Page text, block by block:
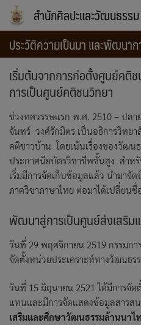
Skip
สำนักศิลปะและวัฒนธรรม
ประวัติความเป็นมา และพัฒนาก
เริ่มต้นจากการก่อตั้งศูนย์คติ
การเป็นศูนย์คติชนวิทยา
ช่วงทศวรรษแรก พ.ศ. 2510 – ปล
จันทร์ วงศ์รักมิตร เป็นอธิการวิทยา
คติชาวบ้าน โดยเน้นเรื่องของวัฒน
ประกาศนียบัตรวิชาชีพชั้นสูง สำห
เริ่มมีการจัดเก็บข้อมูลแล้ว นำมาจั
ภาควิชาภาษาไทย ต่อมาได้เปลี่ยนชื่
พัฒนาสู่การเป็นศูนย์ส่งเสริม
วันที่ 29 พฤศจิกายน 2519 กรรมกา
จัดตั้งหน่วยประเคราะห์ทางวัฒนธร
วันที่ 15 มิถุนายน 2521 ได้มีการจั
แทนและมีการจัดแสดงข้อมูลสารส
เสริมและศึกษาวัฒนธรรมล้านนาไ